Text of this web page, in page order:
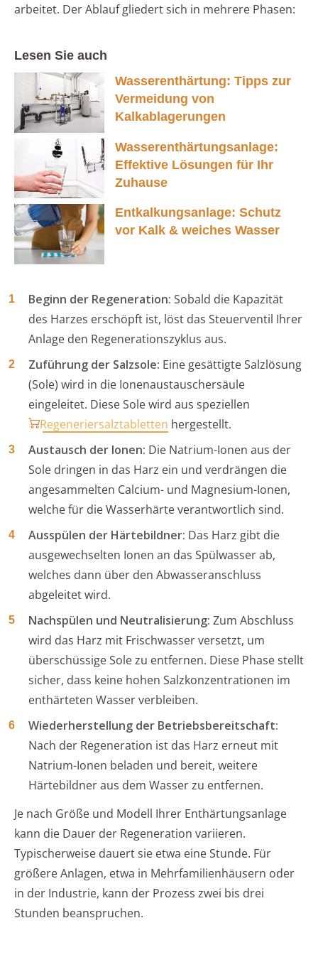
arbeitet. Der Ablauf gliedert sich in mehrere Phasen:
Lesen Sie auch
Wasserenthärtung: Tipps zur
Vermeidung von
Kalkablagerungen
Wasserenthärtungsanlage:
Effektive Lösungen für Ihr
Zuhause
Entkalkungsanlage: Schutz
vor Kalk & weiches Wasser
Beginn der Regeneration: Sobald die Kapazität
des Harzes erschöpft ist, löst das Steuerventil Ihrer
Anlage den Regenerationszyklus aus.
Zuführung der Salzsole: Eine gesättigte Salzlösung
(Sole) wird in die Ionenaustauschersäule
eingeleitet. Diese Sole wird aus speziellen
Regeneriersalztabletten hergestellt.
Austausch der Ionen: Die Natrium-Ionen aus der
Sole dringen in das Harz ein und verdrängen die
angesammelten Calcium- und Magnesium-Ionen,
welche für die Wasserhärte verantwortlich sind.
Ausspülen der Härtebildner: Das Harz gibt die
ausgewechselten Ionen an das Spülwasser ab,
welches dann über den Abwasseranschluss
abgeleitet wird.
Nachspülen und Neutralisierung: Zum Abschluss
wird das Harz mit Frischwasser versetzt, um
überschüssige Sole zu entfernen. Diese Phase stellt
sicher, dass keine hohen Salzkonzentrationen im
enthärteten Wasser verbleiben.
Wiederherstellung der Betriebsbereitschaft:
Nach der Regeneration ist das Harz erneut mit
Natrium-Ionen beladen und bereit, weitere
Härtebildner aus dem Wasser zu entfernen.
Je nach Größe und Modell Ihrer Enthärtungsanlage
kann die Dauer der Regeneration variieren.
Typischerweise dauert sie etwa eine Stunde. Für
größere Anlagen, etwa in Mehrfamilienhäusern oder
in der Industrie, kann der Prozess zwei bis drei
Stunden beanspruchen.